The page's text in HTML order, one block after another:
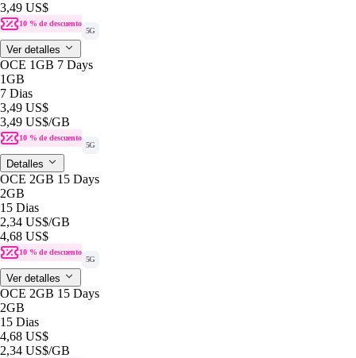
3,49 US$
10 % de descuento
5G
Ver detalles
OCE 1GB 7 Days
1GB
7 Dias
3,49 US$
3,49 US$/GB
10 % de descuento
5G
Detalles
OCE 2GB 15 Days
2GB
15 Dias
2,34 US$/GB
4,68 US$
10 % de descuento
5G
Ver detalles
OCE 2GB 15 Days
2GB
15 Dias
4,68 US$
2,34 US$/GB